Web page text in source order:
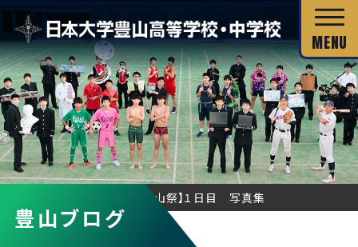
校長あいさつ
教育目標
独自の教育システム
豊山ブログ
【豊山祭】１日目 写真集